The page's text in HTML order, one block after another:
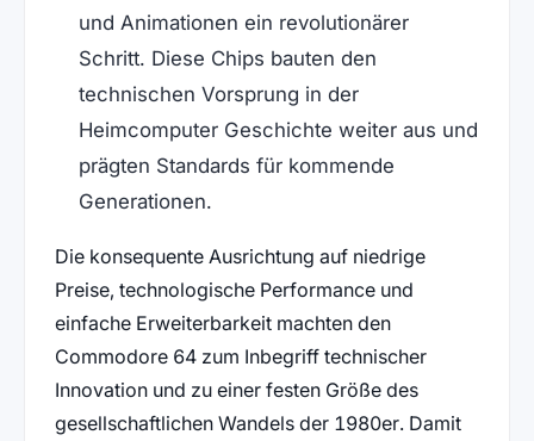
und Animationen ein revolutionärer
Schritt. Diese Chips bauten den
technischen Vorsprung in der
Heimcomputer Geschichte weiter aus und
prägten Standards für kommende
Generationen.
Die konsequente Ausrichtung auf niedrige
Preise, technologische Performance und
einfache Erweiterbarkeit machten den
Commodore 64 zum Inbegriff technischer
Innovation und zu einer festen Größe des
gesellschaftlichen Wandels der 1980er. Damit